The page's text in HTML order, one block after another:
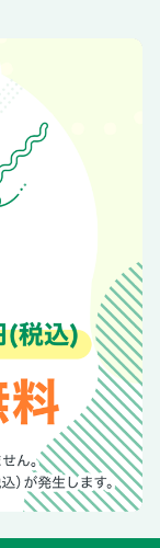
に聞く 機械加工